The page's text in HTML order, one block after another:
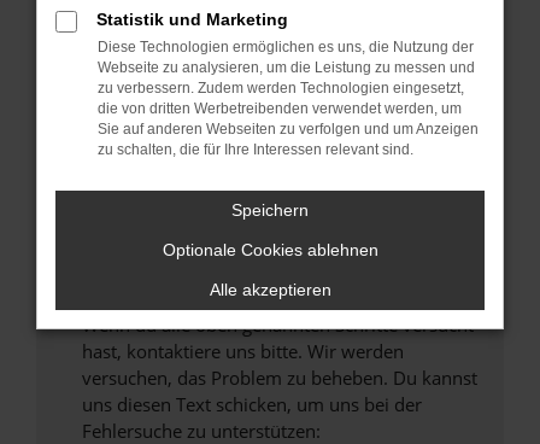
Starte dein Gerät neu.
Das kann manchmal helfen, vorübergehende
Probleme zu beheben.
Stelle sicher, dass dein Browser und dein
Betriebssystem auf dem neuesten Stand
sind.
Sicherheitsrisiko, sondern kann auch dazu
unterstützt werden.
Wende dich an den Webseitenbetreiber.
Wenn du alle oben genannten Schritte versucht
hast, kontaktiere uns bitte. Wir werden
versuchen, das Problem zu beheben. Du kannst
uns diesen Text schicken, um uns bei der
Fehlersuche zu unterstützen:
Statistik und Marketing
Diese Technologien ermöglichen es uns, die Nutzung der
Webseite zu analysieren, um die Leistung zu messen und
zu verbessern. Zudem werden Technologien eingesetzt,
die von dritten Werbetreibenden verwendet werden, um
Sie auf anderen Webseiten zu verfolgen und um Anzeigen
zu schalten, die für Ihre Interessen relevant sind.
Speichern
Optionale Cookies ablehnen
Alle akzeptieren